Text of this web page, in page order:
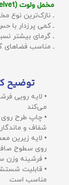
مخمل ولوت (Velvet):
ـ نازک‌ترین نوع
ـ کمی پرزدار
ـ گرمای بیشتر
ـ مناسب فضاهای
توضیح
• لایه رویی
می‌کند
• چاپ طرح روی
شفاف و
• لایه زیرین
روی سطوح
• فرشینه وزن
• قابلیت
مناسب است